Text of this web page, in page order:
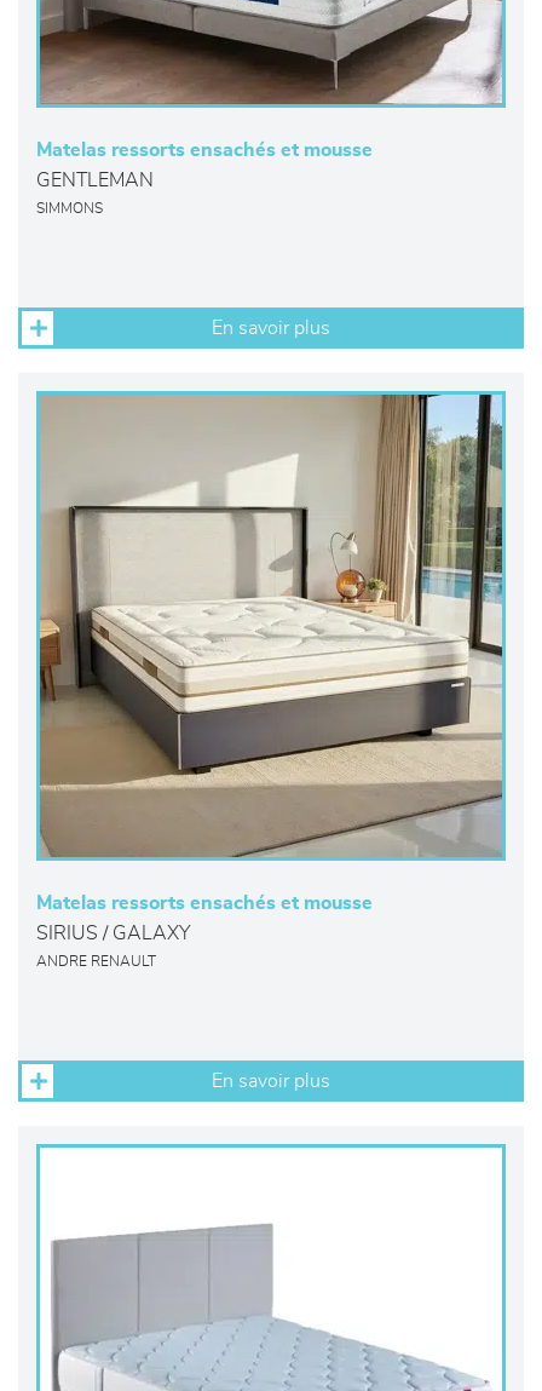
Matelas ressorts ensachés et mousse
GENTLEMAN
SIMMONS
En savoir plus
Matelas ressorts ensachés et mousse
SIRIUS / GALAXY
ANDRE RENAULT
En savoir plus